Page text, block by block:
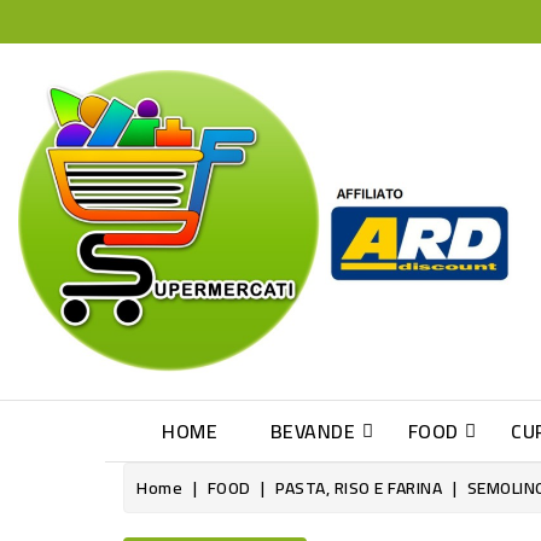
HOME BEVANDE FOOD
Home FOOD PASTA, RISO E FARINA